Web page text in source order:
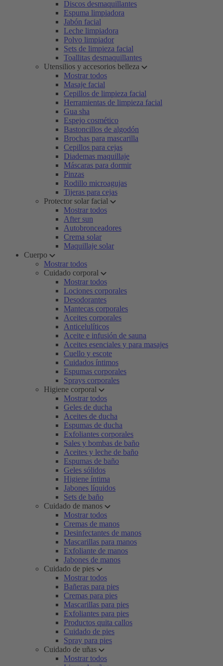
Discos desmaquillantes
Espuma limpiadora
Jabón facial
Leche limpiadora
Polvo limpiador
Sets de limpieza facial
Toallitas desmaquillantes
Utensilios y accesorios belleza
Mostrar todos
Masaje facial
Cepillos de limpieza facial
Herramientas de limpieza facial
Gua sha
Espejo cosmético
Bastoncillos de algodón
Brochas para mascarilla
Cepillos para cejas
Diademas maquillaje
Máscaras para dormir
Pinzas
Rodillo microagujas
Tijeras para cejas
Protector solar facial
Mostrar todos
After sun
Autobronceadores
Crema solar
Maquillaje solar
Cuerpo
Mostrar todos
Cuidado corporal
Mostrar todos
Lociones corporales
Desodorantes
Mantecas corporales
Aceites corporales
Anticelulíticos
Aceite e infusión de sauna
Aceites esenciales y para masajes
Cuello y escote
Cuidados íntimos
Espumas corporales
Sprays corporales
Higiene corporal
Mostrar todos
Geles de ducha
Aceites de ducha
Espumas de ducha
Exfoliantes corporales
Sales y bombas de baño
Aceites y leche de baño
Espumas de baño
Geles sólidos
Higiene íntima
Jabones líquidos
Sets de baño
Cuidado de manos
Mostrar todos
Cremas de manos
Desinfectantes de manos
Mascarillas para manos
Exfoliante de manos
Jabones de manos
Cuidado de pies
Mostrar todos
Bañeras para pies
Cremas para pies
Mascarillas para pies
Exfoliantes para pies
Productos quita callos
Cuidado de pies
Spray para pies
Cuidado de uñas
Mostrar todos